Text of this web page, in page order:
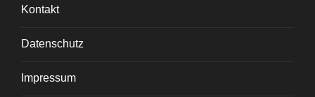
Kontakt
Datenschutz
Impressum